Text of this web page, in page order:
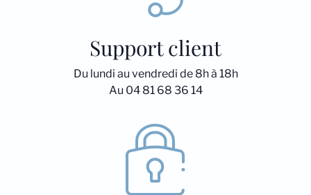
Support client
Du lundi au vendredi de 8h à 18h
Au 04 81 68 36 14